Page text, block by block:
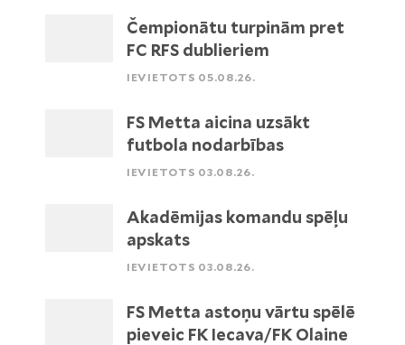
Čempionātu turpinām pret
FC RFS dublieriem
IEVIETOTS 05.08.26.
FS Metta aicina uzsākt
futbola nodarbības
IEVIETOTS 03.08.26.
Akadēmijas komandu spēļu
apskats
IEVIETOTS 03.08.26.
FS Metta astoņu vārtu spēlē
pieveic FK Iecava/FK Olaine